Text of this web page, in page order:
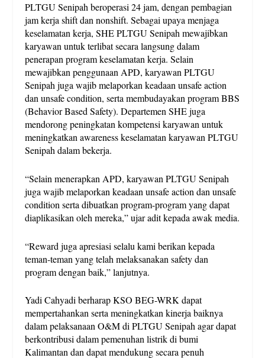
PLTGU Senipah beroperasi 24 jam, dengan pembagian
jam kerja shift dan nonshift. Sebagai upaya menjaga
keselamatan kerja, SHE PLTGU Senipah mewajibkan
karyawan untuk terlibat secara langsung dalam
penerapan program keselamatan kerja. Selain
mewajibkan penggunaan APD, karyawan PLTGU
Senipah juga wajib melaporkan keadaan unsafe action
dan unsafe condition, serta membudayakan program BBS
(Behavior Based Safety). Departemen SHE juga
mendorong peningkatan kompetensi karyawan untuk
meningkatkan awareness keselamatan karyawan PLTGU
Senipah dalam bekerja.
“Selain menerapkan APD, karyawan PLTGU Senipah
juga wajib melaporkan keadaan unsafe action dan unsafe
condition serta dibuatkan program-program yang dapat
diaplikasikan oleh mereka,” ujar adit kepada awak media.
“Reward juga apresiasi selalu kami berikan kepada
teman-teman yang telah melaksanakan safety dan
program dengan baik,” lanjutnya.
Yadi Cahyadi berharap KSO BEG-WRK dapat
mempertahankan serta meningkatkan kinerja baiknya
dalam pelaksanaan O&M di PLTGU Senipah agar dapat
berkontribusi dalam pemenuhan listrik di bumi
Kalimantan dan dapat mendukung secara penuh